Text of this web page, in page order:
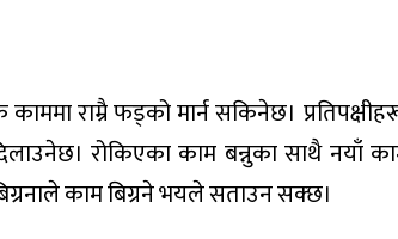
राम्रै फड्को मार्न सकिनेछ।
रोकिएका काम बन्नुका साथै नयाँ
काम बिग्रने भयले सताउन सक्छ।